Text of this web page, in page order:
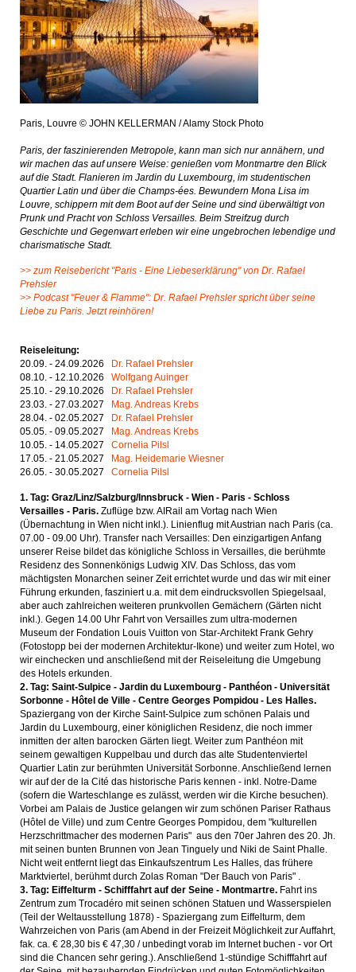
Paris, Louvre © JOHN KELLERMAN / Alamy Stock Photo
Paris, der faszinierenden Metropole, kann man sich nur annähern, und
wir machen das auf unsere Weise: genießen vom Montmartre den Blick
auf die Stadt. Flanieren im Jardin du Luxembourg, im studentischen
Quartier Latin und über die Champs-ées. Bewundern Mona Lisa im
Louvre, schippern mit dem Boot auf der Seine und sind überwältigt von
Prunk und Pracht von Schloss Versailles. Beim Streifzug durch
Geschichte und Gegenwart erleben wir eine ungebrochen lebendige und
charismatische Stadt.
>> zum Reisebericht "Paris - Eine Liebeserklärung" von Dr. Rafael
Prehsler
>> Podcast "Feuer & Flamme": Dr. Rafael Prehsler spricht über seine
Liebe zu Paris. Jetzt reinhören!
Reiseleitung:
20.09. - 24.09.2026
Dr. Rafael Prehsler
08.10. - 12.10.2026 Wolfgang Auinger
25.10. - 29.10.2026
Dr. Rafael Prehsler
23.03. - 27.03.2027
Mag. Andreas Krebs
28.04. - 02.05.2027
Dr. Rafael Prehsler
05.05. - 09.05.2027
Mag. Andreas Krebs
10.05. - 14.05.2027 Cornelia Pilsl
17.05. - 21.05.2027
Mag. Heidemarie Wiesner
26.05. - 30.05.2027 Cornelia Pilsl
1. Tag: Graz/Linz/Salzburg/Innsbruck - Wien - Paris - Schloss
Versailles - Paris. Zuflüge bzw. AIRail am Vortag nach Wien
(Übernachtung in Wien nicht inkl.). Linienflug mit Austrian nach Paris (ca.
07.00 - 09.00 Uhr). Transfer nach Versailles: Den einzigartigen Anfang
unserer Reise bildet das königliche Schloss in Versailles, die berühmte
Residenz des Sonnenkönigs Ludwig XIV. Das Schloss, das vom
mächtigsten Monarchen seiner Zeit errichtet wurde und das wir mit einer
Führung erkunden, fasziniert u.a. mit dem eindrucksvollen Spiegelsaal,
aber auch zahlreichen weiteren prunkvollen Gemächern (Gärten nicht
inkl.). Gegen 14.00 Uhr Fahrt von Versailles zum ultra-modernen
Museum der Fondation Louis Vuitton von Star-Architekt Frank Gehry
(Fotostopp bei der modernen Architektur-Ikone) und weiter zum Hotel, wo
wir einchecken und anschließend mit der Reiseleitung die Umgebung
des Hotels erkunden.
2. Tag: Saint-Sulpice - Jardin du Luxembourg - Panthéon - Universität
Sorbonne - Hôtel de Ville - Centre Georges Pompidou - Les Halles.
Spaziergang von der Kirche Saint-Sulpice zum schönen Palais und
Jardin du Luxembourg, einer königlichen Residenz, die noch immer
inmitten der alten barocken Gärten liegt. Weiter zum Panthéon mit
seinem gewaltigen Kuppelbau und durch das alte Studentenviertel
Quartier Latin zur berühmten Universität Sorbonne. Anschließend lernen
wir auf der de la Cité das historische Paris kennen - inkl. Notre-Dame
(sofern die Warteschlange es zulässt, werden wir die Kirche besuchen).
Vorbei am Palais de Justice gelangen wir zum schönen Pariser Rathaus
(Hôtel de Ville) und zum Centre Georges Pompidou, dem "kulturellen
Herzschrittmacher des modernen Paris" aus den 70er Jahren des 20. Jh.
mit seinen bunten Brunnen von Jean Tinguely und Niki de Saint Phalle.
Nicht weit entfernt liegt das Einkaufszentrum Les Halles, das frühere
Marktviertel, berühmt durch Zolas Roman "Der Bauch von Paris" .
3. Tag: Eiffelturm - Schifffahrt auf der Seine - Montmartre. Fahrt ins
Zentrum zum Trocadéro mit seinen schönen Statuen und Wasserspielen
(Teil der Weltausstellung 1878) - Spaziergang zum Eiffelturm, dem
Wahrzeichen von Paris (am Abend in der Freizeit Möglichkeit zur Auffahrt,
fak. ca. € 28,30 bis € 47,30 / unbedingt vorab im Internet buchen - vor Ort
sind die Chancen sehr gering.). Anschließend 1-stündige Schifffahrt auf